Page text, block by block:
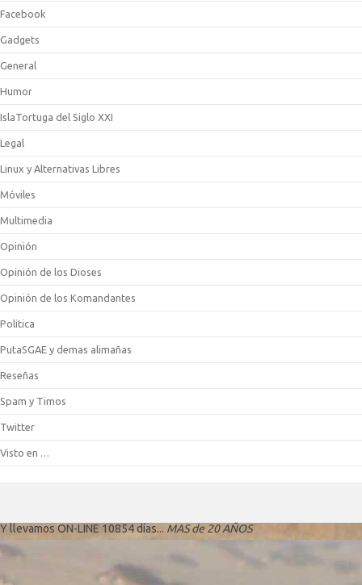
Facebook
Gadgets
General
Humor
IslaTortuga del Siglo XXI
Legal
Linux y Alternativas Libres
Móviles
Multimedia
Opinión
Opinión de los Dioses
Opinión de los Komandantes
Politica
PutaSGAE y demas alimañas
Reseñas
Spam y Timos
Twitter
Visto en …
Y llevamos ON-LINE 10854 días... MAS de 20 AÑOS